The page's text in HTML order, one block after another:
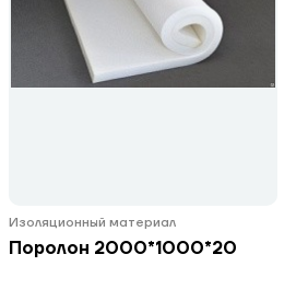
Изоляционный материал
Поролон 2000*1000*20